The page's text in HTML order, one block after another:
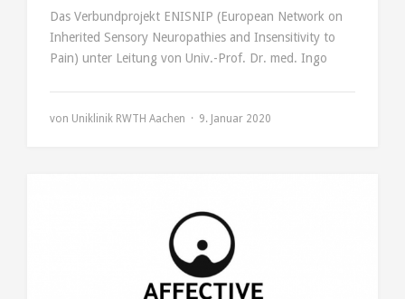
Das Verbundprojekt ENISNIP (European Network on
Inherited Sensory Neuropathies and Insensitivity to
Pain) unter Leitung von Univ.-Prof. Dr. med. Ingo
von Uniklinik RWTH Aachen 9. Januar 2020